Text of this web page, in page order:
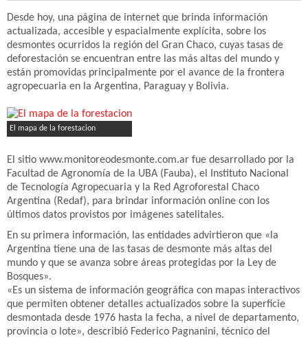
Desde hoy, una página de internet que brinda información
actualizada, accesible y espacialmente explícita, sobre los
desmontes ocurridos la región del Gran Chaco, cuyas tasas de
deforestación se encuentran entre las más altas del mundo y
están promovidas principalmente por el avance de la frontera
agropecuaria en la Argentina, Paraguay y Bolivia.
El mapa de la forestacion
El sitio www.monitoreodesmonte.com.ar fue desarrollado por la
Facultad de Agronomía de la UBA (Fauba), el Instituto Nacional
de Tecnología Agropecuaria y la Red Agroforestal Chaco
Argentina (Redaf), para brindar información online con los
últimos datos provistos por imágenes satelitales.
En su primera información, las entidades advirtieron que «la
Argentina tiene una de las tasas de desmonte más altas del
mundo y que se avanza sobre áreas protegidas por la Ley de
Bosques».
«Es un sistema de información geográfica con mapas interactivos
que permiten obtener detalles actualizados sobre la superficie
desmontada desde 1976 hasta la fecha, a nivel de departamento,
provincia o lote», describió Federico Pagnanini, técnico del